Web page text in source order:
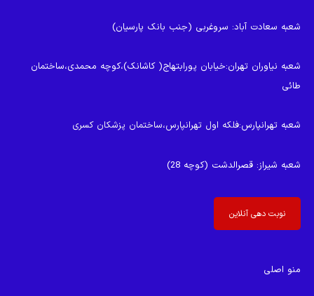
شعبه سعادت آباد: سروغربی (جنب بانک پارسیان)
شعبه نیاوران تهران:خیابان پورابتهاج( کاشانک)،کوچه محمدی،ساختمان
طائی
شعبه تهرانپارس:فلکه اول تهرانپارس،ساختمان پزشکان کسری
شعبه شیراز: قصرالدشت (کوچه 28)
نوبت دهی آنلاین
منو اصلی